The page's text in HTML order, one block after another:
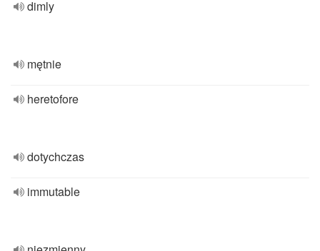
dimly
mętnie
heretofore
dotychczas
immutable